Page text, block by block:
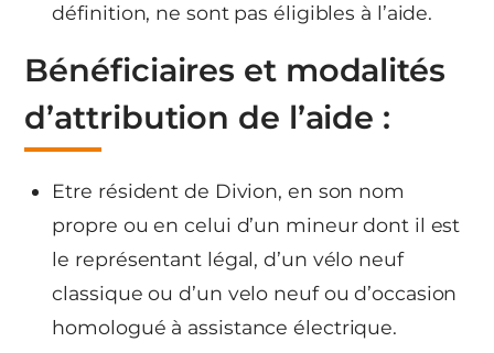
définition, ne sont pas éligibles à l’aide.
Bénéficiaires et modalités
d’attribution de l’aide :
Etre résident de Divion, en son nom
propre ou en celui d’un mineur dont il est
le représentant légal, d’un vélo neuf
classique ou d’un velo neuf ou d’occasion
homologué à assistance électrique.